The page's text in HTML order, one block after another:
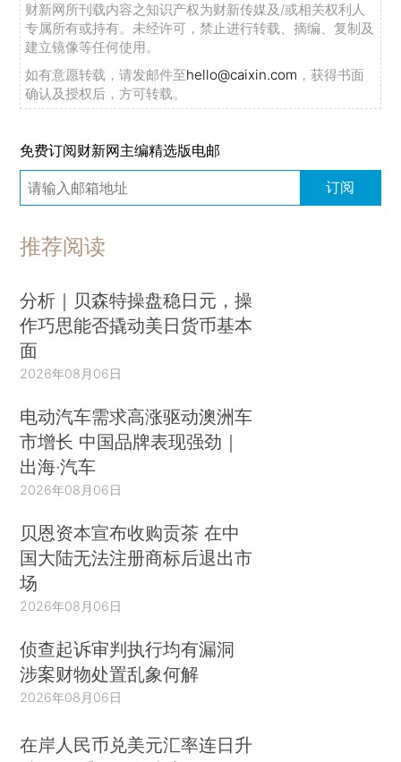
财新网所刊载内容之知识产权为财新传媒及/或相关权利人
专属所有或持有。未经许可，禁止进行转载、摘编、复制及
建立镜像等任何使用。
如有意愿转载，请发邮件至hello@caixin.com ，获得书面
确认及授权后，方可转载。
免费订阅财新网主编精选版电邮
订阅
推荐阅读
分析｜贝森特操盘稳日元，操
作巧思能否撬动美日货币基本
面
2026年08月06日
电动汽车需求高涨驱动澳洲车
市增长 中国品牌表现强劲｜
出海·汽车
2026年08月06日
贝恩资本宣布收购贡茶 在中
国大陆无法注册商标后退出市
场
2026年08月06日
侦查起诉审判执行均有漏洞
涉案财物处置乱象何解
2026年08月06日
在岸人民币兑美元汇率连日升